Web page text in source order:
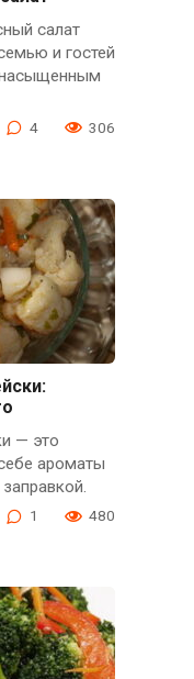
салат
и гостей
4 306
— это
ароматы
1 480